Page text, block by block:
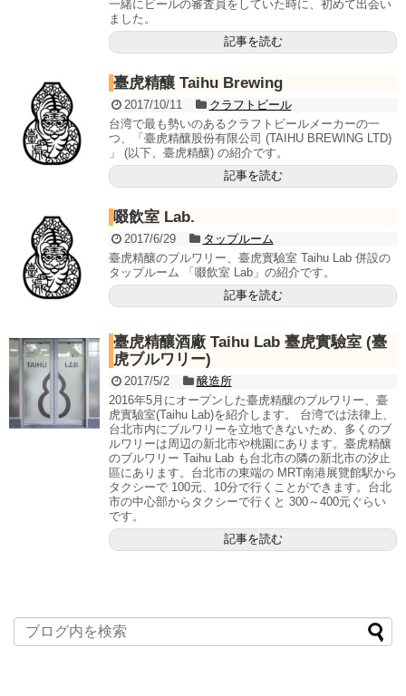
一緒にビールの審査員をしていた時に、初めて出会い
ました。
記事を読む
臺虎精釀 Taihu Brewing
2017/10/11
クラフトビール
台湾で最も勢いのあるクラフトビールメーカーの一
つ、「臺虎精釀股份有限公司 (TAIHU BREWING LTD)
」 (以下、臺虎精釀) の紹介です。
記事を読む
啜飲室 Lab.
2017/6/29
タップルーム
臺虎精釀のブルワリー、臺虎實驗室 Taihu Lab 併設の
タップルーム 「啜飲室 Lab」の紹介です。
記事を読む
臺虎精釀酒廠 Taihu Lab 臺虎實驗室 (臺
虎ブルワリー)
2017/5/2
醸造所
2016年5月にオープンした臺虎精釀のブルワリー、臺
虎實驗室(Taihu Lab)を紹介します。 台湾では法律上、
台北市内にブルワリーを立地できないため、多くのブ
ルワリーは周辺の新北市や桃園にあります。臺虎精釀
のブルワリー Taihu Lab も台北市の隣の新北市の汐止
區にあります。台北市の東端の MRT南港展覽館駅から
タクシーで 100元、10分で行くことができます。台北
市の中心部からタクシーで行くと 300～400元ぐらい
です。
記事を読む